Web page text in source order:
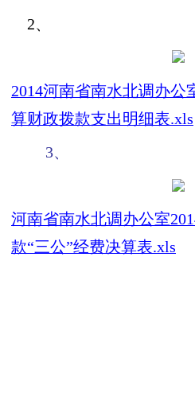
2、
2014河南省南水北调办公
算财政拨款支出明细表.xls
3、
河南省南水北调办公室
款“三公”经费决算表.xls